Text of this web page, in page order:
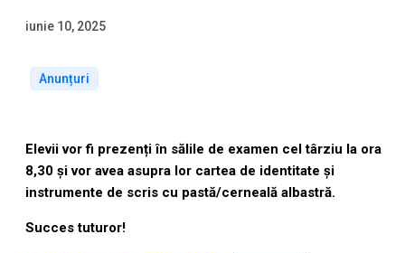
iunie 10, 2025
Anunțuri
Elevii vor fi prezenți în sălile de examen cel târziu la ora
8,30 și vor avea asupra lor cartea de identitate și
instrumente de scris cu pastă/cerneală albastră.
Succes tuturor!